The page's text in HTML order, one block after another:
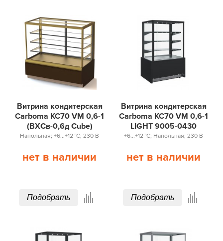
Витрина кондитерская
Carboma KC70 VM 0,6-1
(ВХСв-0,6д Сube)
Напольная; +6...+12 °С; 230 В
нет в наличии
Подобрать
Витрина кондитерская
Carboma KC70 VM 0,6-1
LIGHT 9005-0430
+6...+12 °С; Напольная; 230 В
нет в наличии
Подобрать